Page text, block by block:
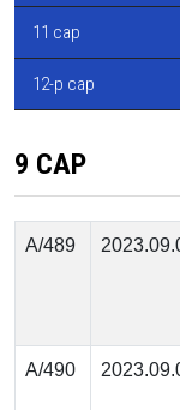
11 сар
12-р сар
9 САР
А/489
А/490